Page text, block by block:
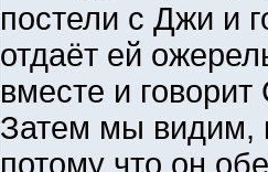
постели с Джи и
отдаёт ей
вместе и
Затем мы видим,
потому что он